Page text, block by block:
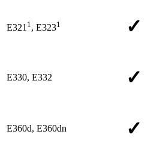
E321 1 , E3231 ✓
E330, E332 ✓
E360d, E360dn ✓